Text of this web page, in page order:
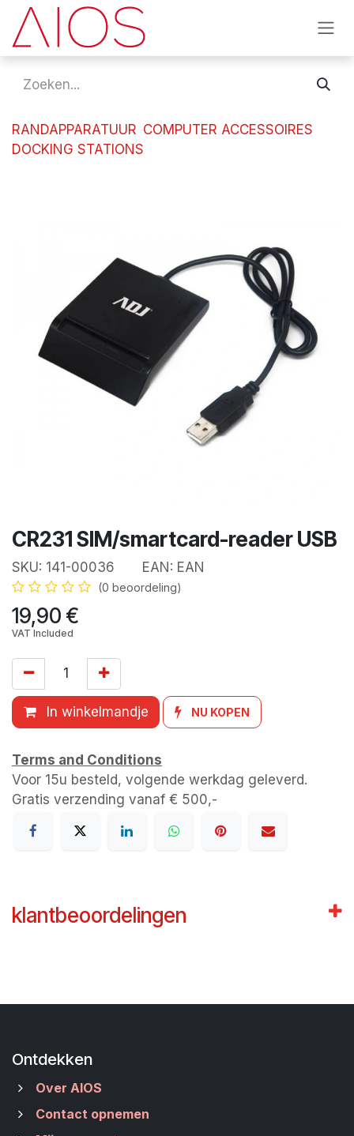
Overslaan naar inhoud
RANDAPPARATUUR COMPUTER ACCESSOIRES
DOCKING STATIONS
CR231 SIM/smartcard-reader USB
SKU: 141-00036 EAN: EAN
(0 beoordeling)
19,90€
VAT Included
In winkelmandje NU KOPEN
Terms and Conditions
Voor 15u besteld, volgende werkdag geleverd.
Gratis verzending vanaf € 500,-
klantbeoordelingen
Ontdekken
Over AIOS
Contact opnemen